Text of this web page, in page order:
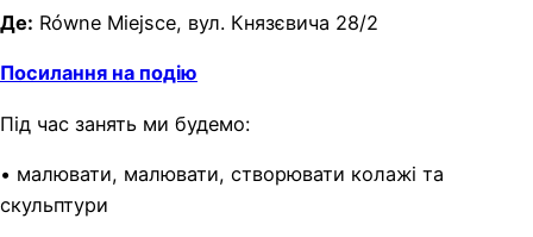
Де: Równe Miejsce, вул. Князєвича 28/2
Посилання на подію
Під час занять ми будемо:
• малювати, малювати, створювати колажі та
скульптури